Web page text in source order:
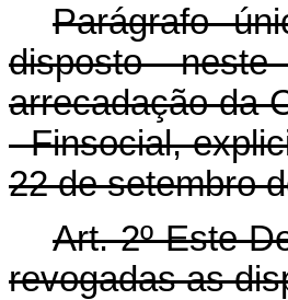
Parágrafo
disposto
arrecadação da
- Finsocial,
22 de setembro
Art. 2º Este
revogadas as